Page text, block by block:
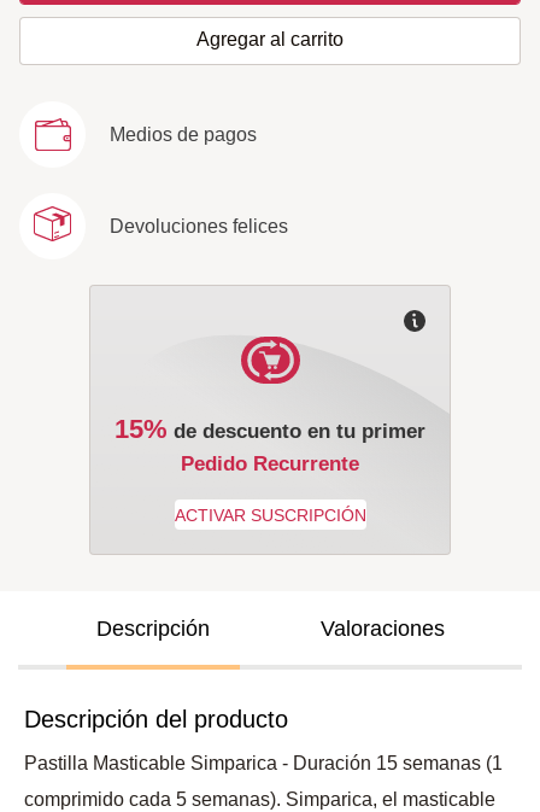
Agregar al carrito
Medios de pagos
Devoluciones felices
15% de descuento en tu primer
Pedido Recurrente
Descripción Valoraciones
Descripción del producto
Pastilla Masticable Simparica - Duración 15 semanas (1
comprimido cada 5 semanas). Simparica, el masticable